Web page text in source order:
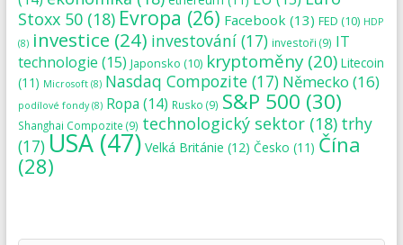
Stoxx 50(18) Evropa (26) Facebook (13) FED (10) HDP
(8) investice (24) investování(17) investoři (9) IT
technologie (15) Japonsko (10) kryptoměny(20) Litecoin
(11) Microsoft(8) Nasdaq Compozite(17) Německo (16)
podílové fondy(8) Ropa (14) Rusko (9) S&P 500 (30)
Shanghai Compozite (9) technologický sektor(18) trhy
(17)USA(47) Velká Británie (12) Česko (11) Čína
(28)